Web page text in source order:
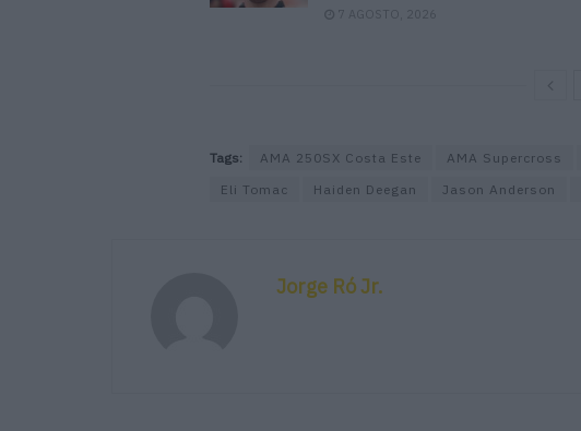
7 AGOSTO, 2026
Tags: AMA 250SX Costa Este AMA Supercross
Eli Tomac
Haiden Deegan Jason Anderson
Jorge Ró Jr.